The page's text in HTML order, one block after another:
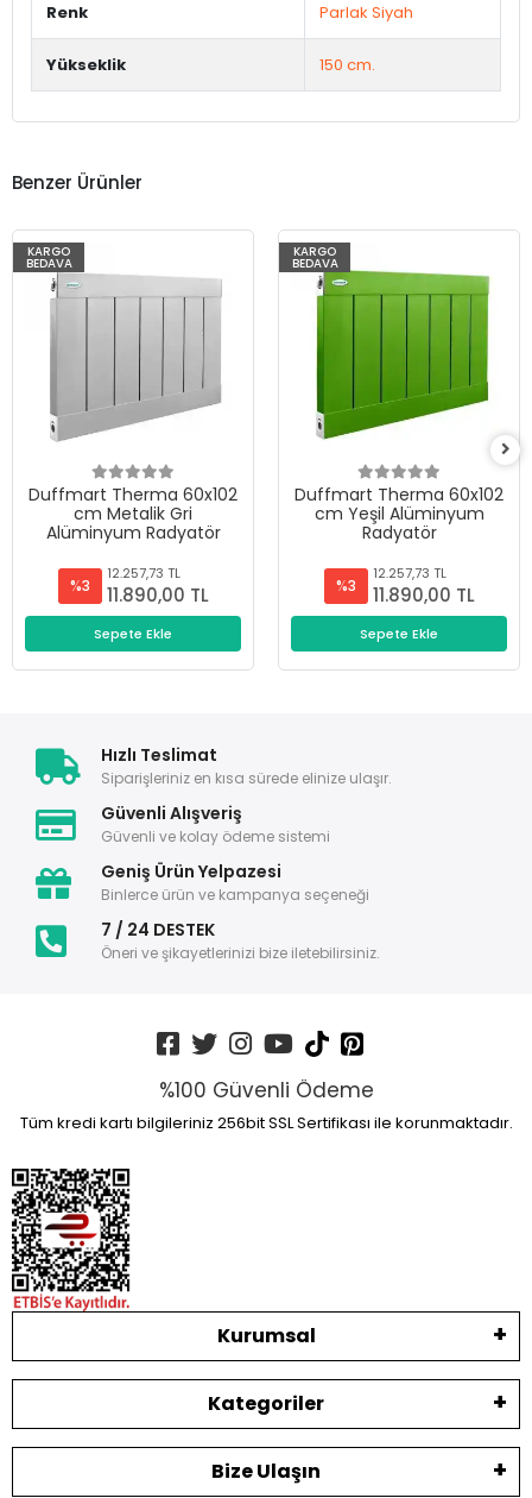
Renk Parlak Siyah
Yükseklik 150 cm.
Benzer Ürünler
KARGO
BEDAVA
Duffmart Therma 60x102
cm Metalik Gri
Alüminyum Radyatör
%3
12.257,73 TL
11.890,00 TL
Sepete Ekle
KARGO
BEDAVA
Duffmart Therma 60x102
cm Yeşil Alüminyum
Radyatör
%3
12.257,73 TL
11.890,00 TL
Sepete Ekle
Hızlı Teslimat
Siparişleriniz en kısa sürede elinize ulaşır.
Güvenli Alışveriş
Güvenli ve kolay ödeme sistemi
Geniş Ürün Yelpazesi
Binlerce ürün ve kampanya seçeneği
7 / 24 DESTEK
Öneri ve şikayetlerinizi bize iletebilirsiniz.
%100 Güvenli Ödeme
Tüm kredi kartı bilgileriniz 256bit SSL Sertifikası ile korunmaktadır.
Kurumsal
Kategoriler
Bize Ulaşın